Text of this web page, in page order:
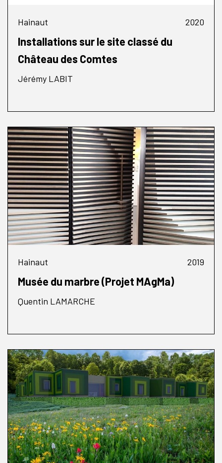
Hainaut 2020
Installations sur le site classé du
Château des Comtes
Jérémy LABIT
Hainaut 2019
Musée du marbre (Projet MAgMa)
Quentin LAMARCHE